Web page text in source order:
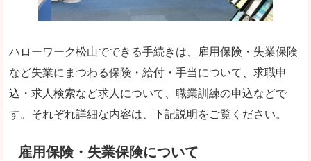
ハローワーク松山でできる手続きは、雇用保険・失業保険
など失業にまつわる保険・給付・手当について、求職申
込・求人検索など求人について、職業訓練の申込などで
す。それぞれ詳細な内容は、下記説明をご覧ください。
雇用保険・失業保険について